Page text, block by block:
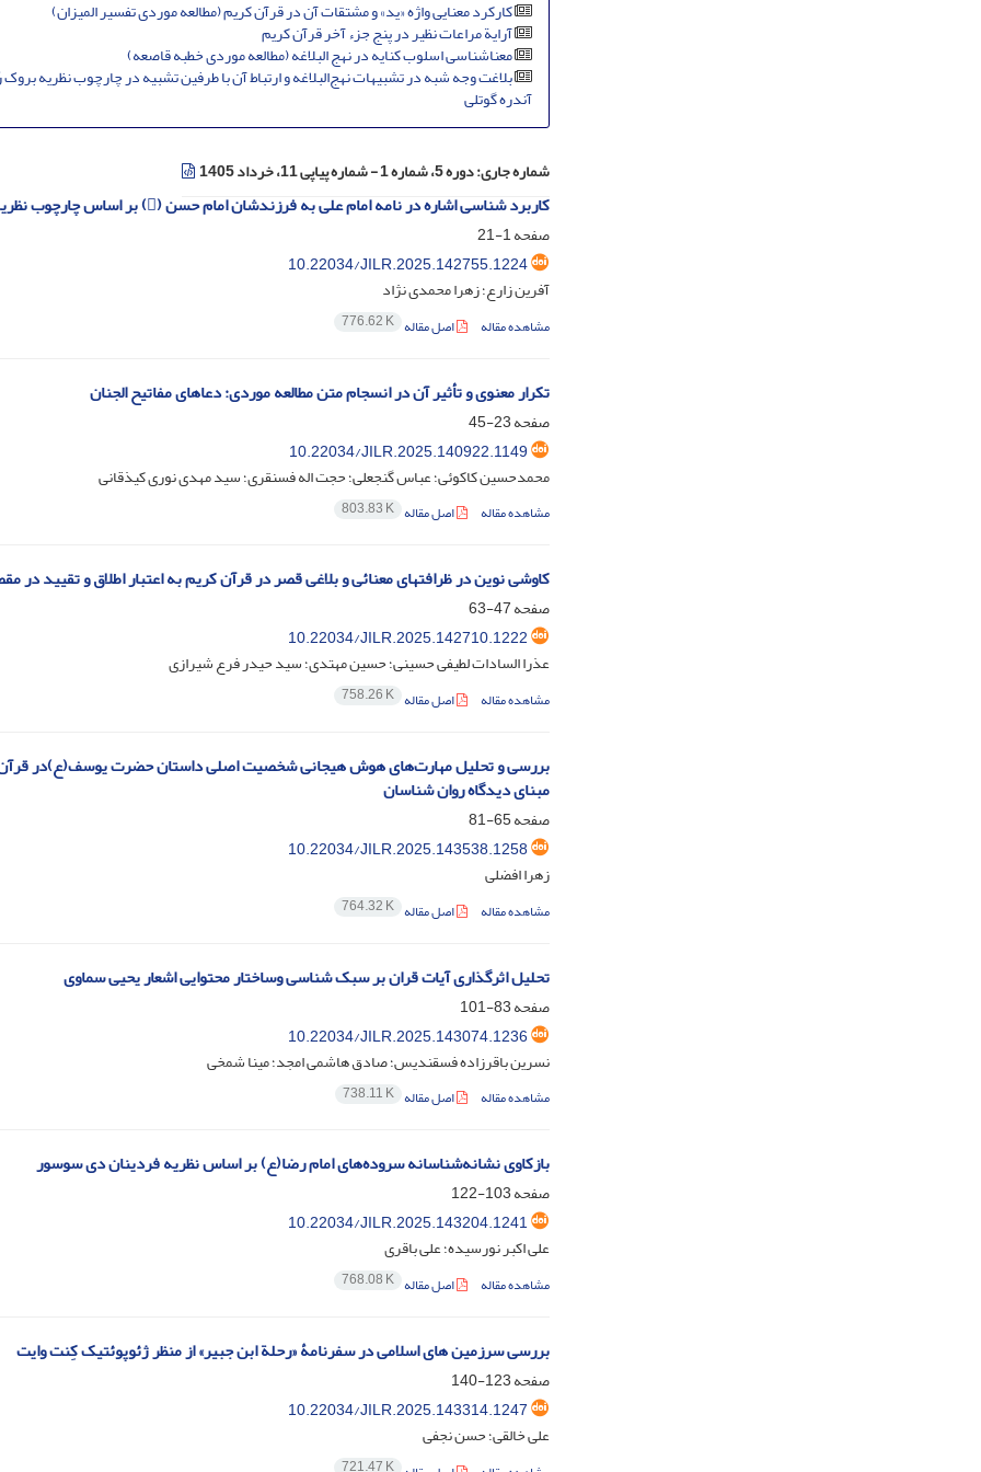
کارکرد معنایی واژه «ید» و مشتقات آن در قرآن کریم (مطالعه موردی تفسیر المیزان)
آرایة مراعات نظیر در پنج جزء آخر قرآن کریم
معناشناسی اسلوب کنایه در نهج البلاغه (مطالعه موردی خطبه قاصعه)
بلاغت وجه شبه در تشبیهات نهج‌البلاغه و ارتباط آن با طرفین تشبیه در چارچوب نظریه بروک
آندره گوتلی
شماره جاری:دوره 5، شماره 1 - شماره پیاپی 11، خرداد 1405
کاربرد شناسی اشاره در نامه امام علی به فرزندشان امام حسن () بر اساس چارچوب نظریه "یول"
صفحه1-21
10.22034/JILR.2025.142755.1224
آفرین زارع؛ زهرا محمدی نژاد
مشاهده مقاله اصل مقاله 776.62 K
تکرار معنوی و تأثیر آن در انسجام متن مطالعه موردی: دعاهای مفاتیح الجنان
صفحه23-45
10.22034/JILR.2025.140922.1149
محمدحسین کاکوئی؛ عباس گنجعلی؛ حجت اله فسنقری؛ سید مهدی نوری کیذقانی
مشاهده مقاله اصل مقاله 803.83 K
کاوشی نوین در ظرافتهای معنائی و بلاغی قصر در قرآن کریم به اعتبار اطلاق و تقیید در
صفحه47-63
10.22034/JILR.2025.142710.1222
عذرا السادات لطیفی حسینی؛ حسین مهتدی؛ سید حیدر فرع شیرازی
مشاهده مقاله اصل مقاله 758.26 K
بررسی و تحلیل مهارت‌های هوش هیجانی شخصیت اصلی داستان حضرت یوسف(ع)در
مبنای دیدگاه روان شناسان
صفحه65-81
10.22034/JILR.2025.143538.1258
زهرا افضلی
مشاهده مقاله اصل مقاله 764.32 K
تحلیل اثرگذاری آیات قران بر سبک شناسی وساختار محتوایی اشعار یحیی سماوی
صفحه83-101
10.22034/JILR.2025.143074.1236
نسرین باقرزاده فسقندیس؛ صادق هاشمی امجد؛ مینا شمخی
مشاهده مقاله اصل مقاله 738.11 K
بازکاوی نشانه‌شناسانه سروده‌های امام رضا(ع) بر اساس نظریه فردینان دی سوسور
صفحه103-122
10.22034/JILR.2025.143204.1241
علی اکبر نورسیده؛ علی باقری
مشاهده مقاله اصل مقاله 768.08 K
بررسی سرزمین های اسلامی در سفرنامۀ «رحلة ابن جبیر» از منظر ژئوپوئتیک کِنت وایت
صفحه123-140
10.22034/JILR.2025.143314.1247
علی خالقی؛ حسن نجفی